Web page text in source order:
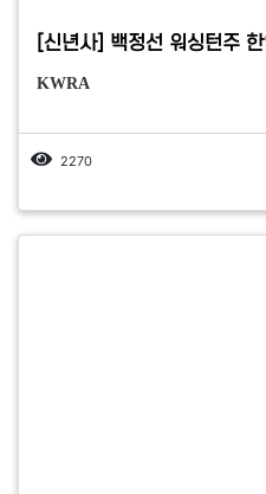
[신년사] 백정선 워싱턴주
KWRA
2270